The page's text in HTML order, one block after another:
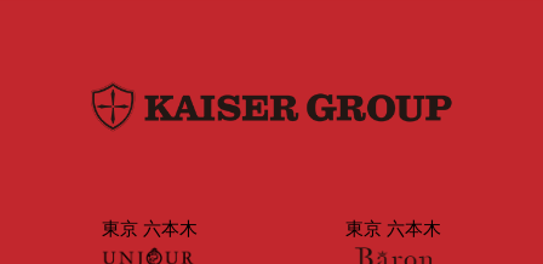
東京 六本木 東京 六本木